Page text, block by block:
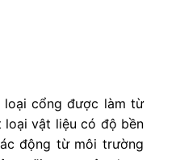
loại cổng được làm từ
loại vật liệu có độ bền
động từ môi trường